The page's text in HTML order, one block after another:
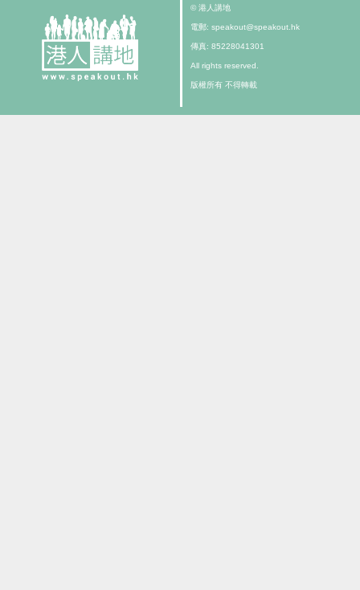
© 港人講地
電郵: speakout@speakout.hk
傳真: 85228041301
All rights reserved.
版權所有 不得轉載